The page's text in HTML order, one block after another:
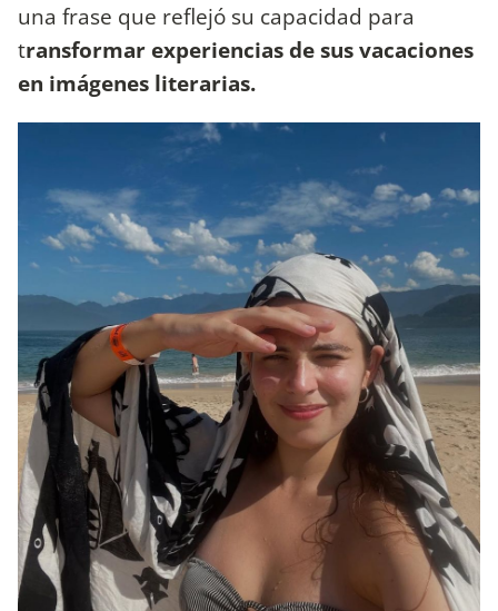
una frase que reflejó su capacidad para
transformar experiencias de sus vacaciones
en imágenes literarias.